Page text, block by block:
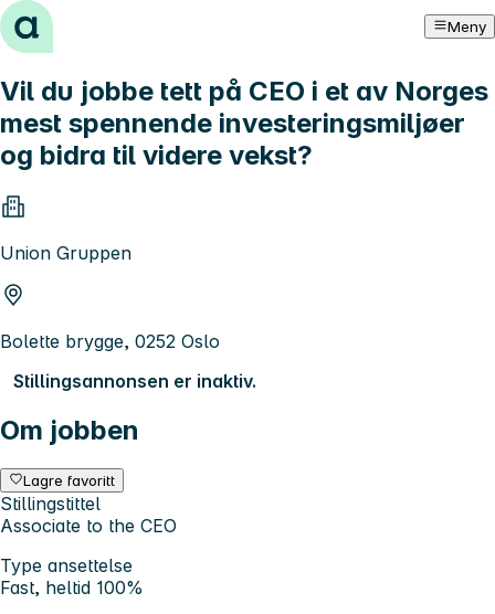
Hopp til innhold Meny
Vil du jobbe tett på CEO i et av Norges
mest spennende investeringsmiljøer
og bidra til videre vekst?
Union Gruppen
Bolette brygge, 0252 Oslo
Stillingsannonsen er inaktiv.
Om jobben
Lagre favoritt
Stillingstittel
Associate to the CEO
Type ansettelse
Fast, heltid 100%